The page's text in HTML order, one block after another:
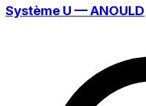
Système U — ANOULD